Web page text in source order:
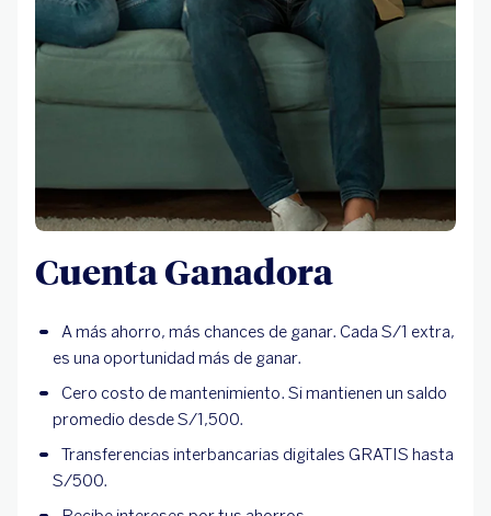
Cuenta Ganadora
A más ahorro, más chances de ganar. Cada S/1 extra,
es una oportunidad más de ganar.
Cero costo de mantenimiento. Si mantienen un saldo
promedio desde S/1,500.
Transferencias interbancarias digitales GRATIS hasta
S/500.